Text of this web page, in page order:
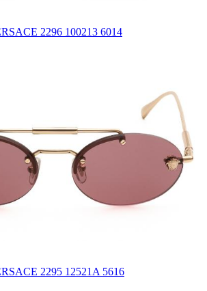
2296 100213 6014
2295 12521A 5616